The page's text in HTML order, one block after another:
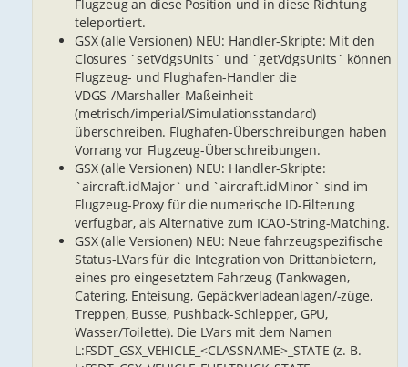
Flugzeug an diese Position und in diese Richtung
teleportiert.
GSX (alle Versionen) NEU: Handler-Skripte: Mit den
Closures `setVdgsUnits` und `getVdgsUnits` können
Flugzeug- und Flughafen-Handler die
VDGS-/Marshaller-Maßeinheit
(metrisch/imperial/Simulationsstandard)
überschreiben. Flughafen-Überschreibungen haben
Vorrang vor Flugzeug-Überschreibungen.
GSX (alle Versionen) NEU: Handler-Skripte:
`aircraft.idMajor` und `aircraft.idMinor` sind im
Flugzeug-Proxy für die numerische ID-Filterung
verfügbar, als Alternative zum ICAO-String-Matching.
GSX (alle Versionen) NEU: Neue fahrzeugspezifische
Status-LVars für die Integration von Drittanbietern,
eines pro eingesetztem Fahrzeug (Tankwagen,
Catering, Enteisung, Gepäckverladeanlagen/-züge,
Treppen, Busse, Pushback-Schlepper, GPU,
Wasser/Toilette). Die LVars mit dem Namen
L:FSDT_GSX_VEHICLE_<CLASSNAME>_STATE (z. B.